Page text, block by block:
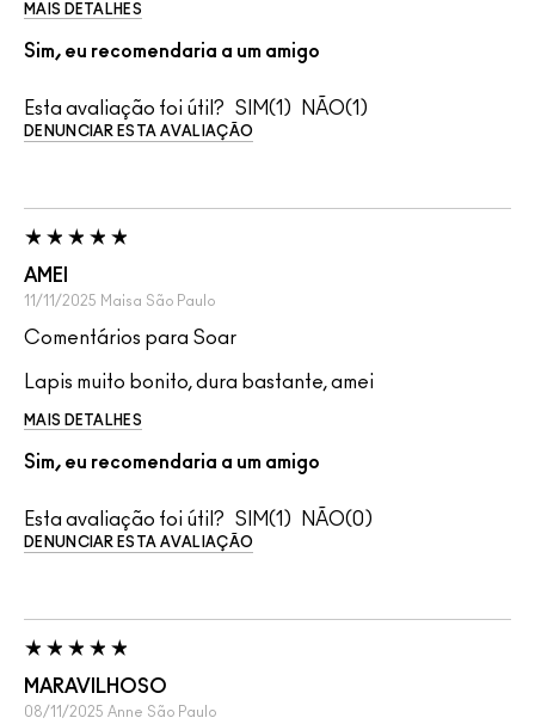
MAIS DETALHES
Sim, eu recomendaria a um amigo
Esta avaliação foi útil? 1 1
DENUNCIAR ESTA AVALIAÇÃO
AMEI
11/11/2025 Maisa São Paulo
Comentários para Soar
Lapis muito bonito, dura bastante, amei
MAIS DETALHES
Sim, eu recomendaria a um amigo
Esta avaliação foi útil? 1 0
DENUNCIAR ESTA AVALIAÇÃO
MARAVILHOSO
08/11/2025 Anne São Paulo